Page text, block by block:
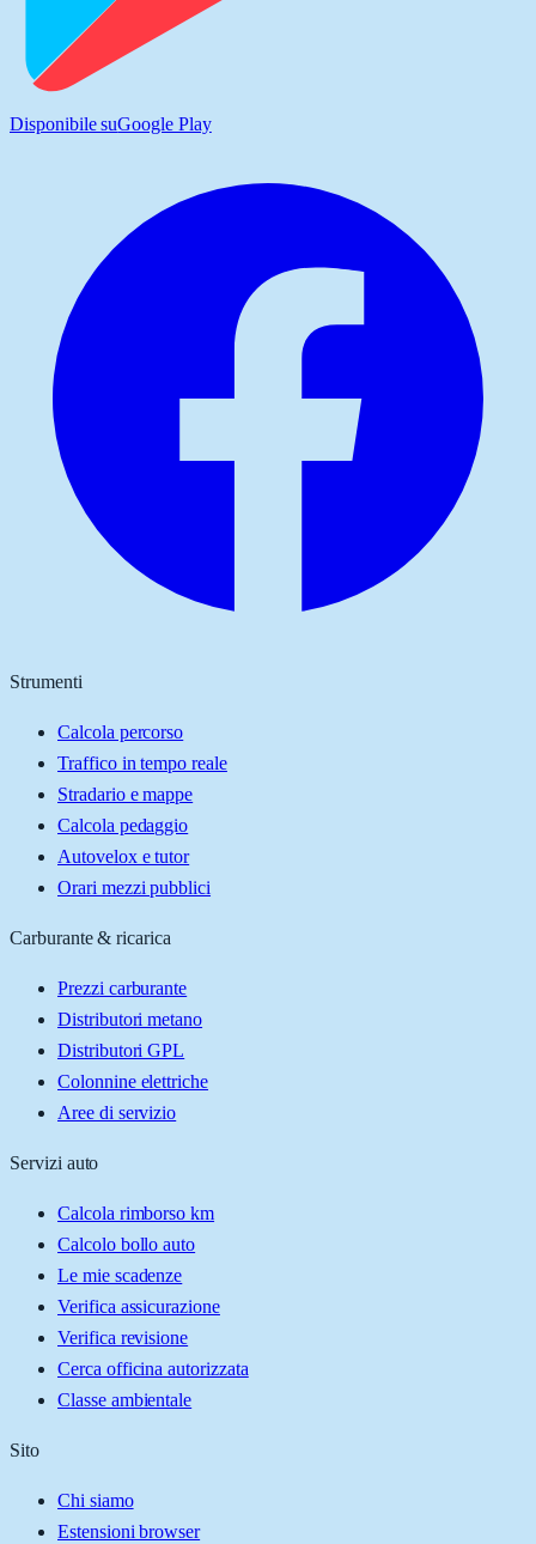
Disponibile suGoogle Play
Strumenti
Calcola percorso
Traffico in tempo reale
Stradario e mappe
Calcola pedaggio
Autovelox e tutor
Orari mezzi pubblici
Carburante & ricarica
Prezzi carburante
Distributori metano
Distributori GPL
Colonnine elettriche
Aree di servizio
Servizi auto
Calcola rimborso km
Calcolo bollo auto
Le mie scadenze
Verifica assicurazione
Verifica revisione
Cerca officina autorizzata
Classe ambientale
Sito
Chi siamo
Estensioni browser